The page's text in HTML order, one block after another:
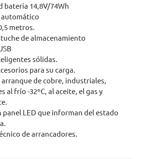
batería 14,8V/74Wh
automático
metros.
de almacenamiento
sólidas.
para su carga.
arranque de cobre, industriales,
al frío -32ºC, al aceite, el gas y
panel LED que informan del estado
de arrancadores.